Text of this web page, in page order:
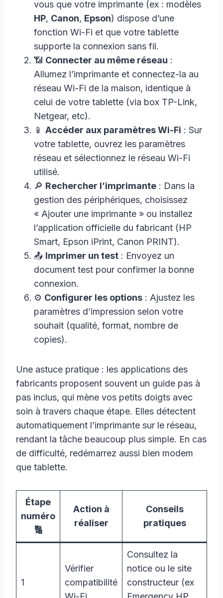
vous que votre imprimante (ex : modèles
HP, Canon, Epson) dispose d’une
fonction Wi-Fi et que votre tablette
supporte la connexion sans fil.
📶 Connecter au même réseau :
Allumez l’imprimante et connectez-la au
réseau Wi-Fi de la maison, identique à
celui de votre tablette (via box TP-Link,
Netgear, etc).
📱 Accéder aux paramètres Wi-Fi : Sur
votre tablette, ouvrez les paramètres
réseau et sélectionnez le réseau Wi-Fi
utilisé.
🔎 Rechercher l’imprimante : Dans la
gestion des périphériques, choisissez
« Ajouter une imprimante » ou installez
l’application officielle du fabricant (HP
Smart, Epson iPrint, Canon PRINT).
📤 Imprimer un test : Envoyez un
document test pour confirmer la bonne
connexion.
⚙️ Configurer les options : Ajustez les
paramètres d’impression selon votre
souhait (qualité, format, nombre de
copies).
Une astuce pratique : les applications des
fabricants proposent souvent un guide pas à
pas inclus, qui mène vos petits doigts avec
soin à travers chaque étape. Elles détectent
automatiquement l’imprimante sur le réseau,
rendant la tâche beaucoup plus simple. En cas
de difficulté, redémarrez aussi bien modem
que tablette.
Étape
numéro
🔢
Action à
réaliser
Conseils
pratiques
1
Vérifier
compatibilité
Consultez la
notice ou le site
constructeur (ex